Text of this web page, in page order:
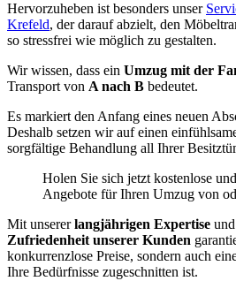
Hervorzuheben ist besonders unser
Krefeld, der darauf abzielt, den
so stressfrei wie möglich zu gestalten.
Wir wissen, dass ein Umzug mit der
Transport von A nach B bedeutet.
Es markiert den Anfang eines neuen
Deshalb setzen wir auf einen
sorgfältige Behandlung all Ihrer
Holen Sie sich jetzt kostenlose
Angebote für Ihren Umzug von
Mit unsererlangjährigen Expertise
Zufriedenheit unserer Kunden
konkurrenzlose Preise, sondern auch
Ihre Bedürfnisse zugeschnitten ist.